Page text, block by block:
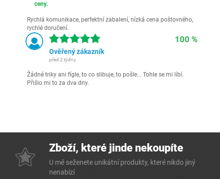
ceny.
Rychlá komunikace, perfektní zabalení, nízká cena poštovného,
rychlé doručení.
100 %
Ověřený zákazník
před 2 týdny
Žádné triky ani fígle, to co slibuje, to pošle... Tohle se mi líbí.
Přišlo mi to za dva dny.
Zboží, které jinde nekoupíte
U mě seženete unikátní produkty, které nikdo jiný
nenabízí